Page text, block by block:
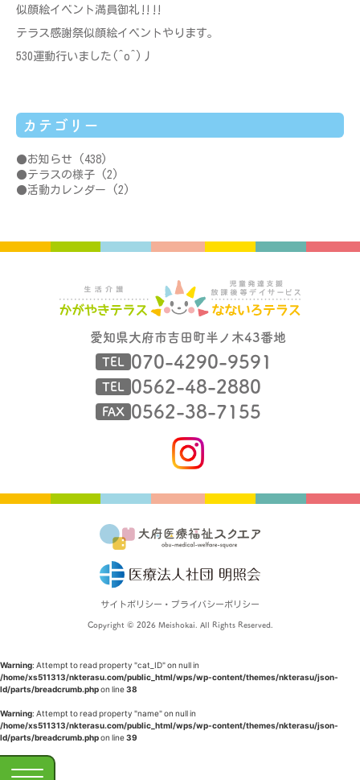
似顔絵イベント満員御礼‼‼
テラス感謝祭似顔絵イベントやります。
530運動行いました(^o^)丿
カテゴリー
お知らせ (438)
テラスの様子 (2)
活動カレンダー (2)
愛知県大府市吉田町半ノ木43番地
TEL 070-4290-9591
TEL 0562-48-2880
FAX 0562-38-7155
サイトポリシー・プライバシーポリシー
Copyright © 2026 Meishokai. All Rights Reserved.
Warning: Attempt to read property "cat_ID" on null in
/home/xs511313/nkterasu.com/public_html/wps/wp-content/themes/nkterasu/json-
ld/parts/breadcrumb.phpon line38
Warning: Attempt to read property "name" on null in
/home/xs511313/nkterasu.com/public_html/wps/wp-content/themes/nkterasu/json-
ld/parts/breadcrumb.phpon line39